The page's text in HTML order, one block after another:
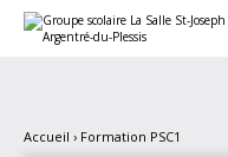
contenu.
personnels
Accueil › Formation PSC1